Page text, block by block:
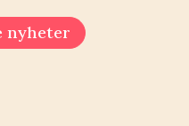
nyheter